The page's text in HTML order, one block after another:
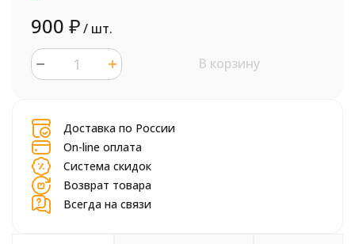
900 ₽/ шт.
В корзину
Доставка по России
On-line оплата
Система скидок
Возврат товара
Всегда на связи